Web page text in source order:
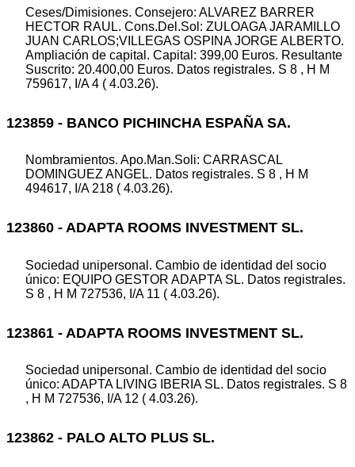
Ceses/Dimisiones. Consejero: ALVAREZ BARRER
HECTOR RAUL. Cons.Del.Sol: ZULOAGA JARAMILLO
JUAN CARLOS;VILLEGAS OSPINA JORGE ALBERTO.
Ampliación de capital. Capital: 399,00 Euros. Resultante
Suscrito: 20.400,00 Euros. Datos registrales. S 8 , H M
759617, I/A 4 ( 4.03.26).
123859 - BANCO PICHINCHA ESPAÑA SA.
Nombramientos. Apo.Man.Soli: CARRASCAL
DOMINGUEZ ANGEL. Datos registrales. S 8 , H M
494617, I/A 218 ( 4.03.26).
123860 - ADAPTA ROOMS INVESTMENT SL.
Sociedad unipersonal. Cambio de identidad del socio
único: EQUIPO GESTOR ADAPTA SL. Datos registrales.
S 8 , H M 727536, I/A 11 ( 4.03.26).
123861 - ADAPTA ROOMS INVESTMENT SL.
Sociedad unipersonal. Cambio de identidad del socio
único: ADAPTA LIVING IBERIA SL. Datos registrales. S 8
, H M 727536, I/A 12 ( 4.03.26).
123862 - PALO ALTO PLUS SL.